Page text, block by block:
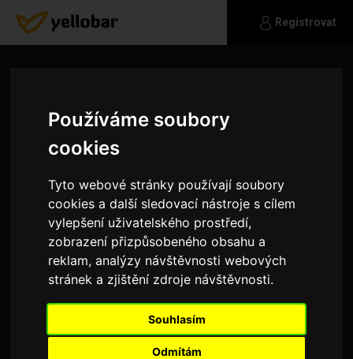
Používáme soubory
cookies
Tyto webové stránky používají soubory
cookies a další sledovací nástroje s cílem
vylepšení uživatelského prostředí,
zobrazení přizpůsobeného obsahu a
reklam, analýzy návštěvnosti webových
stránek a zjištění zdroje návštěvnosti.
Souhlasím
Odmítám
Registrovat
Bohumil100
Hledám ženu a lásku